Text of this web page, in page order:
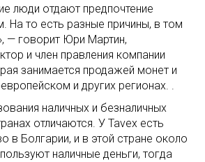
люди отдают предпочтение
На то есть разные причины, в том
— говорит Юри Мартин,
и член правления компании
занимается продажей монет и
и других регионах. .
наличных и безналичных
отличаются. У Tavex есть
в Болгарии, и в этой стране около
наличные деньги, тогда